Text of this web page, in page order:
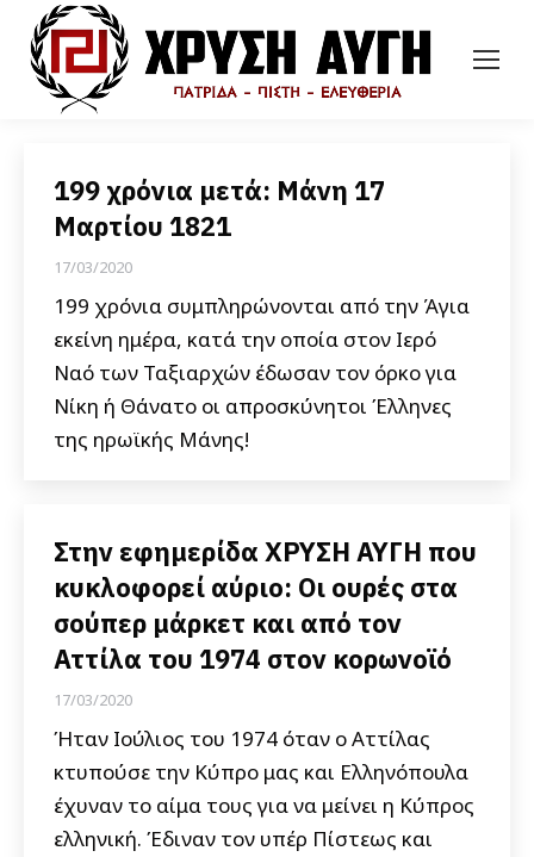
199 χρόνια μετά: Μάνη 17
Μαρτίου 1821
17/03/2020
199 χρόνια συμπληρώνονται από την Άγια
εκείνη ημέρα, κατά την οποία στον Ιερό
Ναό των Ταξιαρχών έδωσαν τον όρκο για
Νίκη ή Θάνατο οι απροσκύνητοι Έλληνες
της ηρωϊκής Μάνης!
Στην εφημερίδα ΧΡΥΣΗ ΑΥΓΗ που
κυκλοφορεί αύριο: Οι ουρές στα
σούπερ μάρκετ και από τον
Αττίλα του 1974 στον κορωνοϊό
17/03/2020
Ήταν Ιούλιος του 1974 όταν ο Αττίλας
κτυπούσε την Κύπρο μας και Ελληνόπουλα
έχυναν το αίμα τους για να μείνει η Κύπρος
ελληνική. Έδιναν τον υπέρ Πίστεως και